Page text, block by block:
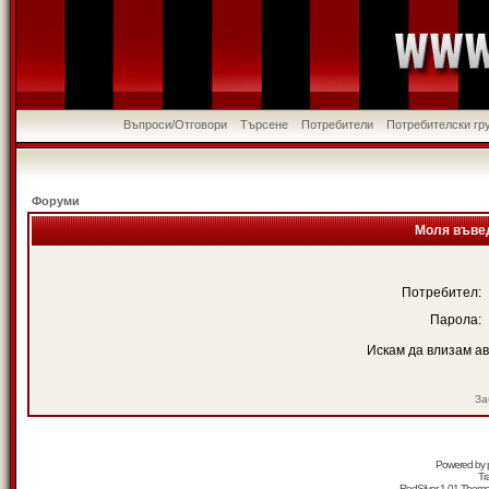
Въпроси/Отговори Търсене Потребители Потребителски
Форуми
Моля
Потребител:
Парола:
Искам да влизам
Powered by